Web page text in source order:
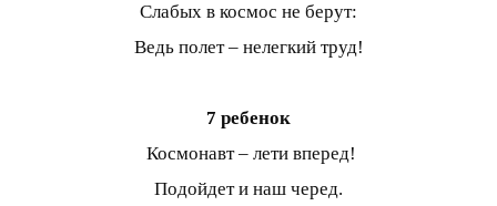
Слабых в космос не берут:
Ведь полет – нелегкий труд!
7 ребенок
Космонавт – лети вперед!
Подойдет и наш черед.